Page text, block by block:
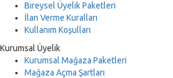
Bireysel Üyelik Paketleri
İlan Verme Kuralları
Kullanım Koşulları
Kurumsal Üyelik
Kurumsal Mağaza Paketleri
Mağaza Açma Şartları